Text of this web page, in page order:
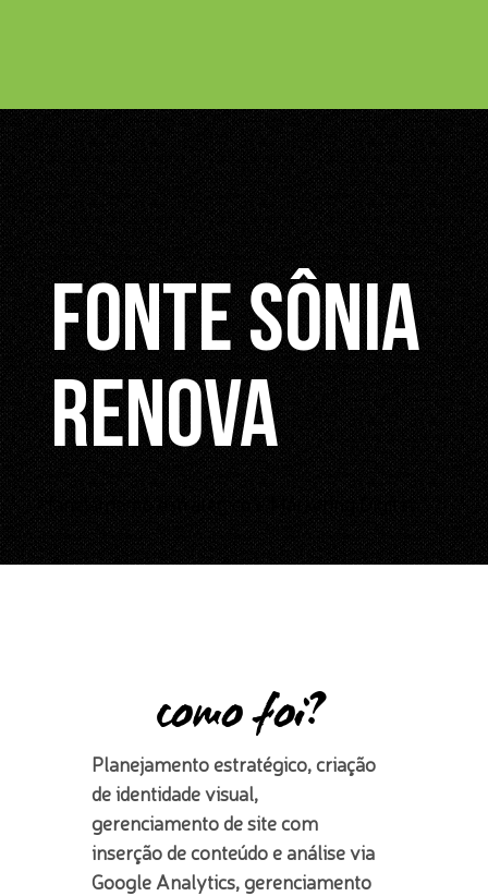
Fonte Sônia
Renova
Planejamento estratégico e Marketing Digital
como foi?
Planejamento estratégico, criação
de identidade visual,
gerenciamento de site com
inserção de conteúdo e análise via
Google Analytics, gerenciamento